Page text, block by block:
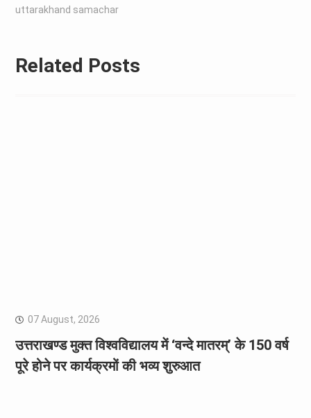
uttarakhand samachar
Related Posts
07 August, 2026
उत्तराखण्ड मुक्त विश्वविद्यालय में ‘वन्दे मातरम्’ के 150 वर्ष
पूरे होने पर कार्यक्रमों की भव्य शुरुआत